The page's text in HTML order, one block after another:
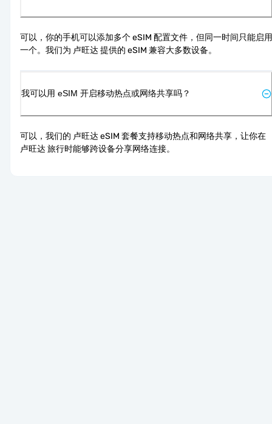
可以，你的手机可以添加多个 eSIM 配置文件，但同一时间只能启用
一个。我们为 卢旺达 提供的 eSIM 兼容大多数设备。
我可以用 eSIM 开启移动热点或网络共享吗？
可以，我们的 卢旺达 eSIM 套餐支持移动热点和网络共享，让你在
卢旺达 旅行时能够跨设备分享网络连接。